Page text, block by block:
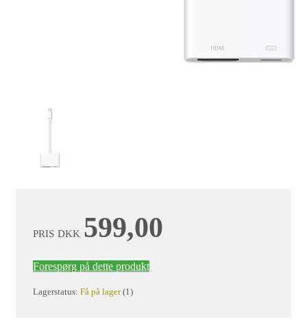
PRIS DKK 599,00
Forespørg på dette produkt
Lagerstatus: Få på lager (1)